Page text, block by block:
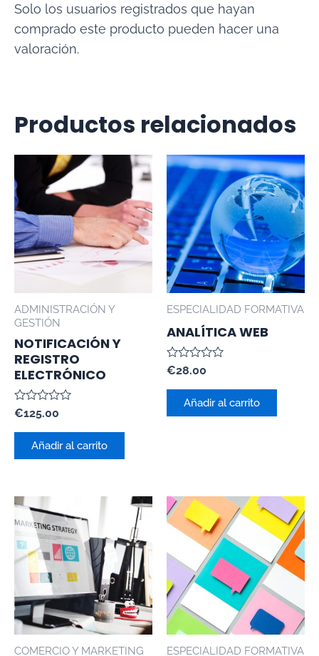
Solo los usuarios registrados que hayan
comprado este producto pueden hacer una
valoración.
Productos relacionados
ADMINISTRACIÓN Y
GESTIÓN
NOTIFICACIÓN Y
REGISTRO
ELECTRÓNICO
Valorado
0
€125.00
Añadir al carrito
ESPECIALIDAD FORMATIVA
ANALÍTICA WEB
Valorado
0
€28.00
Añadir al carrito
COMERCIO Y MARKETING ESPECIALIDAD FORMATIVA